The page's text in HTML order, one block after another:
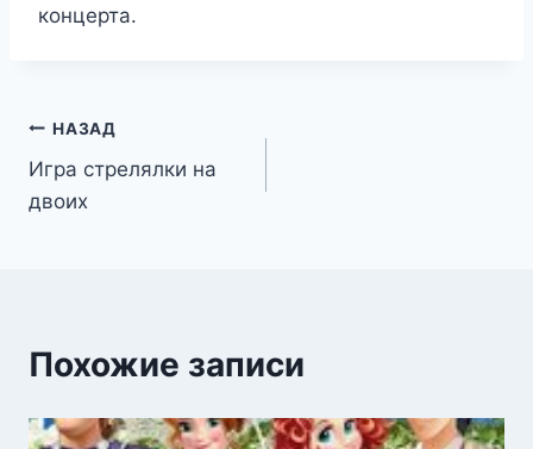
концерта.
Навигация
по
НАЗАД
Игра стрелялки на
двоих
Похожие записи